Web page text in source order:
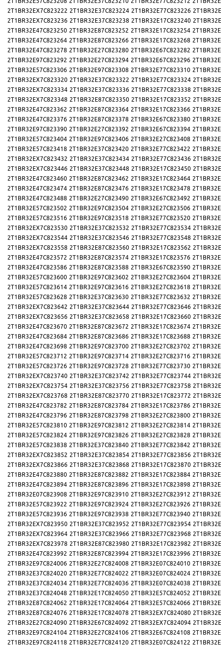
2T1BR32EX7C823222 2T1BR32E37C823224 2T1BR32E77C823226
2T1BR32EX7C823236 2T1BR32E37C823238 2T1BR32E17C823240
2T1BR32E47C823250 2T1BR32E87C823252 2T1BR32E17C823254
2T1BR32E47C823264 2T1BR32E87C823266 2T1BR32E17C823268
2T1BR32E47C823278 2T1BR32E27C823280 2T1BR32E67C823282
2T1BR32E97C823292 2T1BR32E27C823294 2T1BR32E67C823296
2T1BR32E57C823306 2T1BR32E97C823308 2T1BR32E77C823310
2T1BR32EX7C823320 2T1BR32E37C823322 2T1BR32E77C823324
2T1BR32EX7C823334 2T1BR32E37C823336 2T1BR32E77C823338
2T1BR32EX7C823348 2T1BR32E87C823350 2T1BR32E17C823352
2T1BR32E47C823362 2T1BR32E87C823364 2T1BR32E17C823366
2T1BR32E47C823376 2T1BR32E87C823378 2T1BR32E67C823380
2T1BR32E97C823390 2T1BR32E27C823392 2T1BR32E67C823394
2T1BR32E57C823404 2T1BR32E97C823406 2T1BR32E27C823408
2T1BR32E57C823418 2T1BR32E37C823420 2T1BR32E77C823422
2T1BR32EX7C823432 2T1BR32E37C823434 2T1BR32E77C823436
2T1BR32EX7C823446 2T1BR32E37C823448 2T1BR32E17C823450
2T1BR32E47C823460 2T1BR32E87C823462 2T1BR32E17C823464
2T1BR32E47C823474 2T1BR32E87C823476 2T1BR32E17C823478
2T1BR32E47C823488 2T1BR32E27C823490 2T1BR32E67C823492
2T1BR32E57C823502 2T1BR32E97C823504 2T1BR32E27C823506
2T1BR32E57C823516 2T1BR32E97C823518 2T1BR32E77C823520
2T1BR32EX7C823530 2T1BR32E37C823532 2T1BR32E77C823534
2T1BR32EX7C823544 2T1BR32E37C823546 2T1BR32E77C823548
2T1BR32EX7C823558 2T1BR32E87C823560 2T1BR32E17C823562
2T1BR32E47C823572 2T1BR32E87C823574 2T1BR32E17C823576
2T1BR32E47C823586 2T1BR32E87C823588 2T1BR32E67C823590
2T1BR32E57C823600 2T1BR32E97C823602 2T1BR32E27C823604
2T1BR32E57C823614 2T1BR32E97C823616 2T1BR32E27C823618
2T1BR32E57C823628 2T1BR32E37C823630 2T1BR32E77C823632
2T1BR32EX7C823642 2T1BR32E37C823644 2T1BR32E77C823646
2T1BR32EX7C823656 2T1BR32E37C823658 2T1BR32E17C823660
2T1BR32E47C823670 2T1BR32E87C823672 2T1BR32E17C823674
2T1BR32E47C823684 2T1BR32E87C823686 2T1BR32E17C823688
2T1BR32E47C823698 2T1BR32E97C823700 2T1BR32E27C823702
2T1BR32E57C823712 2T1BR32E97C823714 2T1BR32E27C823716
2T1BR32E57C823726 2T1BR32E97C823728 2T1BR32E77C823730
2T1BR32EX7C823740 2T1BR32E37C823742 2T1BR32E77C823744
2T1BR32EX7C823754 2T1BR32E37C823756 2T1BR32E77C823758
2T1BR32EX7C823768 2T1BR32E87C823770 2T1BR32E17C823772
2T1BR32E47C823782 2T1BR32E87C823784 2T1BR32E17C823786
2T1BR32E47C823796 2T1BR32E87C823798 2T1BR32E27C823800
2T1BR32E57C823810 2T1BR32E97C823812 2T1BR32E27C823814
2T1BR32E57C823824 2T1BR32E97C823826 2T1BR32E27C823828
2T1BR32E57C823838 2T1BR32E37C823840 2T1BR32E77C823842
2T1BR32EX7C823852 2T1BR32E37C823854 2T1BR32E77C823856
2T1BR32EX7C823866 2T1BR32E37C823868 2T1BR32E17C823870
2T1BR32E47C823880 2T1BR32E87C823882 2T1BR32E17C823884
2T1BR32E47C823894 2T1BR32E87C823896 2T1BR32E17C823898
2T1BR32E07C823908 2T1BR32E97C823910 2T1BR32E27C823912
2T1BR32E57C823922 2T1BR32E97C823924 2T1BR32E27C823926
2T1BR32E57C823936 2T1BR32E97C823938 2T1BR32E77C823940
2T1BR32EX7C823950 2T1BR32E37C823952 2T1BR32E77C823954
2T1BR32EX7C823964 2T1BR32E37C823966 2T1BR32E77C823968
2T1BR32EX7C823978 2T1BR32E87C823980 2T1BR32E17C823982
2T1BR32E47C823992 2T1BR32E87C823994 2T1BR32E17C823996
2T1BR32E97C824006 2T1BR32E27C824008 2T1BR32E07C824010
2T1BR32E37C824020 2T1BR32E77C824022 2T1BR32E07C824024
2T1BR32E37C824034 2T1BR32E77C824036 2T1BR32E07C824038
2T1BR32E37C824048 2T1BR32E17C824050 2T1BR32E57C824052
2T1BR32E87C824062 2T1BR32E17C824064 2T1BR32E57C824066
2T1BR32E87C824076 2T1BR32E17C824078 2T1BR32EX7C824080
2T1BR32E27C824090 2T1BR32E67C824092 2T1BR32EX7C824094
2T1BR32E97C824104 2T1BR32E27C824106 2T1BR32E67C824108
2T1BR32E97C824118 2T1BR32E77C824120 2T1BR32E07C824122